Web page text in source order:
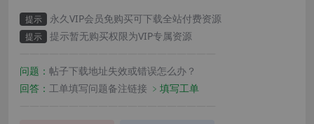
提示 永久VIP会员免购买可下载全站付费资源
提示
提示暂无购买权限为VIP专属资源
问题： 帖子下载地址失效或错误怎么办？
回答： 工单填写问题备注链接 ﹥填写工单